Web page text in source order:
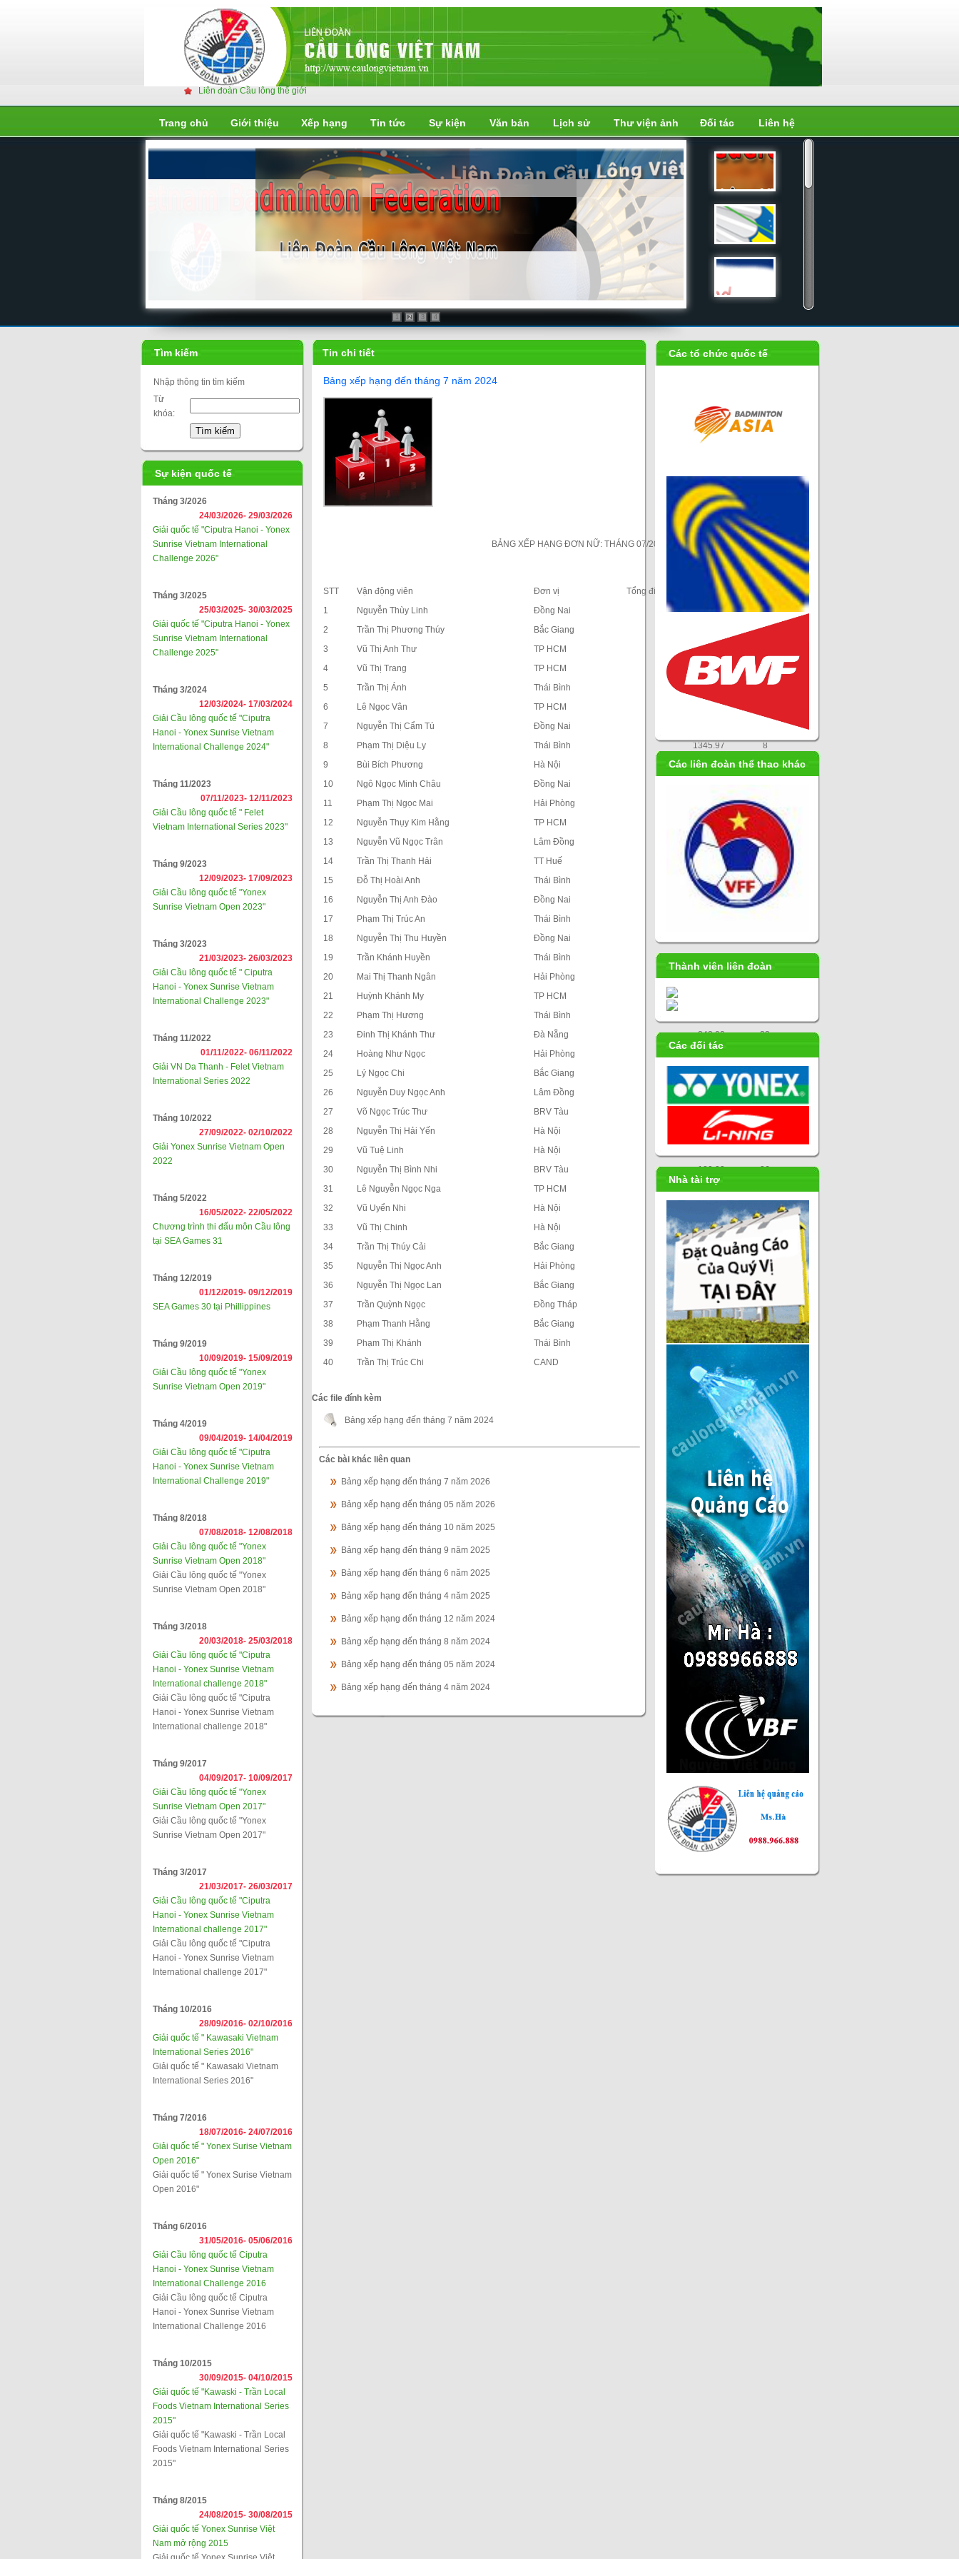
Liên đoàn Cầu lông thế giới
Trang chủ Giới thiệu Xếp hạng Tin tức Sự kiện Văn bản Lịch sử Thư viện ảnh Đối tác Liên hệ
Liên đoàn cầu lông thế giới
Liên đoàn cầu lông thế giới
1 2 3 4
Liên đoàn
cầu...
cầu...
Liên đoàn
Liên đoàn
cầu...
Tìm kiếm
Nhập thông tin tìm kiếm
Từ
khóa:
Sự kiện quốc tế
Tháng 3/2026
24/03/2026- 29/03/2026
Giải quốc tế "Ciputra Hanoi - Yonex
Sunrise Vietnam International
Challenge 2026"
Tháng 3/2025
25/03/2025- 30/03/2025
Giải quốc tế "Ciputra Hanoi - Yonex
Sunrise Vietnam International
Challenge 2025"
Tháng 3/2024
12/03/2024- 17/03/2024
Giải Cầu lông quốc tế "Ciputra
Hanoi - Yonex Sunrise Vietnam
International Challenge 2024"
Tháng 11/2023
07/11/2023- 12/11/2023
Giải Cầu lông quốc tế " Felet
Vietnam International Series 2023"
Tháng 9/2023
12/09/2023- 17/09/2023
Giải Cầu lông quốc tế "Yonex
Sunrise Vietnam Open 2023"
Tháng 3/2023
21/03/2023- 26/03/2023
Giải Cầu lông quốc tế " Ciputra
Hanoi - Yonex Sunrise Vietnam
International Challenge 2023"
Tháng 11/2022
01/11/2022- 06/11/2022
Giải VN Da Thanh - Felet Vietnam
International Series 2022
Tháng 10/2022
27/09/2022- 02/10/2022
Giải Yonex Sunrise Vietnam Open
2022
Tháng 5/2022
16/05/2022- 22/05/2022
Chương trình thi đấu môn Cầu lông
tại SEA Games 31
Tháng 12/2019
01/12/2019- 09/12/2019
SEA Games 30 tại Phillippines
Tháng 9/2019
10/09/2019- 15/09/2019
Giải Cầu lông quốc tế "Yonex
Sunrise Vietnam Open 2019"
Tháng 4/2019
09/04/2019- 14/04/2019
Giải Cầu lông quốc tế "Ciputra
Hanoi - Yonex Sunrise Vietnam
International Challenge 2019"
Tháng 8/2018
07/08/2018- 12/08/2018
Giải Cầu lông quốc tế "Yonex
Sunrise Vietnam Open 2018"
Giải Cầu lông quốc tế "Yonex
Sunrise Vietnam Open 2018"
Tháng 3/2018
20/03/2018- 25/03/2018
Giải Cầu lông quốc tế "Ciputra
Hanoi - Yonex Sunrise Vietnam
International challenge 2018"
Giải Cầu lông quốc tế "Ciputra
Hanoi - Yonex Sunrise Vietnam
International challenge 2018"
Tháng 9/2017
04/09/2017- 10/09/2017
Giải Cầu lông quốc tế "Yonex
Sunrise Vietnam Open 2017"
Giải Cầu lông quốc tế "Yonex
Sunrise Vietnam Open 2017"
Tháng 3/2017
21/03/2017- 26/03/2017
Giải Cầu lông quốc tế "Ciputra
Hanoi - Yonex Sunrise Vietnam
International challenge 2017"
Giải Cầu lông quốc tế "Ciputra
Hanoi - Yonex Sunrise Vietnam
International challenge 2017"
Tháng 10/2016
28/09/2016- 02/10/2016
Giải quốc tế " Kawasaki Vietnam
International Series 2016"
Giải quốc tế " Kawasaki Vietnam
International Series 2016"
Tháng 7/2016
18/07/2016- 24/07/2016
Giải quốc tế " Yonex Surise Vietnam
Open 2016"
Giải quốc tế " Yonex Surise Vietnam
Open 2016"
Tháng 6/2016
31/05/2016- 05/06/2016
Giải Cầu lông quốc tế Ciputra
Hanoi - Yonex Sunrise Vietnam
International Challenge 2016
Giải Cầu lông quốc tế Ciputra
Hanoi - Yonex Sunrise Vietnam
International Challenge 2016
Tháng 10/2015
30/09/2015- 04/10/2015
Giải quốc tế "Kawaski - Trần Local
Foods Vietnam International Series
2015"
Giải quốc tế "Kawaski - Trần Local
Foods Vietnam International Series
2015"
Tháng 8/2015
24/08/2015- 30/08/2015
Giải quốc tế Yonex Sunrise Việt
Nam mở rộng 2015
Tin chi tiết
Bảng xếp hạng đến tháng 7 năm 2024
BẢNG XẾP HẠNG ĐƠN NỮ: THÁNG 07/2024
STT Vận động viên Đơn vị Tổng điểm
Xếp hạng
1
Nguyễn Thùy Linh Đồng Nai 3923.41
1
2
Trần Thị Phương Thúy Bắc Giang
2
3
Vũ Thị Anh Thư TP HCM 2466.73
4
Vũ Thị Trang TP HCM 2298.22
5
Trần Thị Ánh Thái Bình 2150.00
5
6
Lê Ngọc Vân TP HCM 1766.00
7
Nguyễn Thị Cẩm Tú Đồng Nai
8
Phạm Thị Diệu Ly Thái Bình 1345.97
8
9
Bùi Bích Phương Hà Nội 1278.07
9
10
Ngô Ngọc Minh Châu Đồng Nai
11
Phạm Thị Ngọc Mai Hải Phòng 764.41
11
12
Nguyễn Thụy Kim Hằng TP HCM 684.00
12
13
Nguyễn Vũ Ngọc Trân Lâm Đồng 672.00
13
14
Trần Thị Thanh Hải TT Huế 661.00
15
Đỗ Thị Hoài Anh Thái Bình 600.00
15
16
Nguyễn Thị Anh Đào Đồng Nai 600.00
15
17
Phạm Thị Trúc An Thái Bình
18
Nguyễn Thị Thu Huyền Đồng Nai
19
Trần Khánh Huyền Thái Bình
20
Mai Thị Thanh Ngân Hải Phòng 278.70
20
21
Huỳnh Khánh My TP HCM
22
Phạm Thị Hương Thái Bình
23
Đinh Thị Khánh Thư Đà Nẵng 242.00
23
24
Hoàng Như Ngọc Hải Phòng
25
Lý Ngọc Chi Bắc Giang 240.00
24
26
Nguyễn Duy Ngọc Anh Lâm Đồng 120.00
26
27
Võ Ngọc Trúc Thư BRV Tàu 120.00
28
Nguyễn Thị Hải Yến Hà Nội 120.00
26
29
Vũ Tuệ Linh Hà Nội
30
Nguyễn Thị Bình Nhi BRV Tàu 120.00
26
31
Lê Nguyễn Ngọc Nga TP HCM
32
Vũ Uyển Nhi Hà Nội 120.00
33
Vũ Thị Chinh Hà Nội 27.29
33
34
Trần Thị Thúy Cải Bắc Giang 12.00
34
35
Nguyễn Thị Ngọc Anh Hải Phòng 8.48
35
36
Nguyễn Thị Ngọc Lan Bắc Giang 7.70
36
37
Trần Quỳnh Ngọc Đồng Tháp 5.00
37
38
Phạm Thanh Hằng Bắc Giang 2.00
38
39
Phạm Thị Khánh Thái Bình 1.69
39
40
Trần Thị Trúc Chi CAND
Các file đính kèm
Bảng xếp hạng đến tháng 7 năm 2024
Các bài khác liên quan
Bảng xếp hạng đến tháng 7 năm 2026
Bảng xếp hạng đến tháng 05 năm 2026
Bảng xếp hạng đến tháng 10 năm 2025
Bảng xếp hạng đến tháng 9 năm 2025
Bảng xếp hạng đến tháng 6 năm 2025
Bảng xếp hạng đến tháng 4 năm 2025
Bảng xếp hạng đến tháng 12 năm 2024
Bảng xếp hạng đến tháng 8 năm 2024
Bảng xếp hạng đến tháng 05 năm 2024
Bảng xếp hạng đến tháng 4 năm 2024
Các tổ chức quốc tế
Các liên đoàn thể thao khác
Thành viên liên đoàn
Các đối tác
Nhà tài trợ